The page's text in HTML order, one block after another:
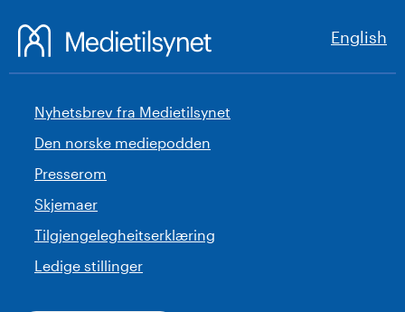
English
Nyhetsbrev fra Medietilsynet
Den norske mediepodden
Presserom
Skjemaer
Tilgjengelegheitserklæring
Ledige stillinger